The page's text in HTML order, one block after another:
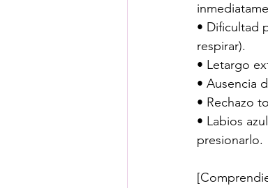
• Dificultad
respirar).
• Letargo
• Ausencia
• Rechazo
• Labios
presionarlo.